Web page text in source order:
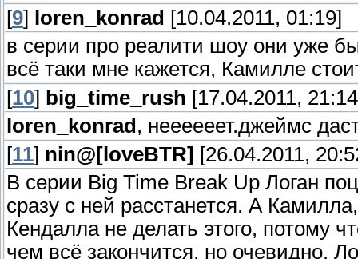
[9] loren_konrad [10.04.2011, 01:19]
в серии про реалити шоу они уже
всё таки мне кажется, Камилле
[10] big_time_rush [17.04.2011,
loren_konrad , неееееет.джеймс
[11] nin@[loveBTR] [26.04.2011,
В серии Big Time Break Up Логан
сразу с ней расстанется. А
Кендалла не делать этого, потому
чем всё закончится, но очевидно,